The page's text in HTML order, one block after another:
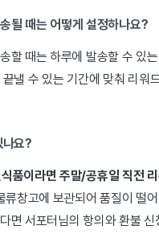
될 때는 어떻게 설정하나요?
할 때는 하루에 발송할 수 있
낼 수 있는 기간에 맞춰 리워
요?
품이라면 주말/공휴일 직전
류창고에 보관되어 품질이 떨
면 서포터님의 항의와 환불